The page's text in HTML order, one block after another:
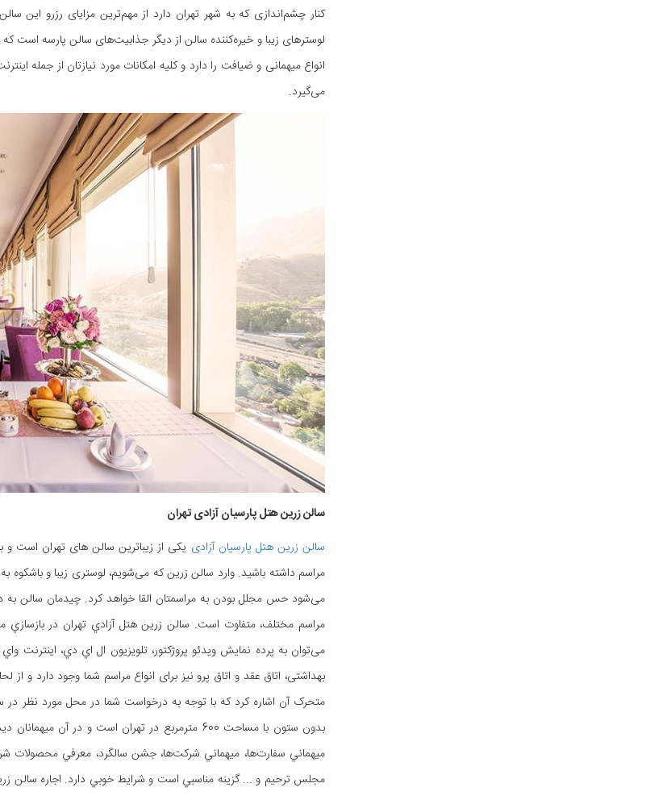
کنار چشم‌اندازی که به شهر تهران دارد از مهم‌ترین مزایای رزرو این
لوسترهای زیبا و خیره‌کننده سالن از دیگر جذابیت‌های سالن پارسه است
انواع میهمانی و ضیافت را دارد و کلیه امکانات مورد نیازتان از جمله
می‌گیرد.
سالن زرین هتل پارسیان آزادی تهران
سالن زرين هتل پارسیان آزادی یکی از زیباترین سالن های تهران است
می‌شود حس مجلل بودن به مراسمتان القا خواهد کرد. چیدمان سالن
می‌توان به پرده نمايش ويدئو پروژکتور، تلويزيون ال اي دي،
بهداشتی، اتاق عقد و اتاق پرو نیز برای انواع مراسم شما وجود دارد
متحرک آن اشاره کرد که با توجه به درخواست شما در محل مورد نظر
بدون ستون با مساحت 600 مترمربع در تهران است
ميهماني سفارت‌ها، ميهماني شرکت‌ها، جشن سالگرد، معرفي محصولات
مجلس ترحيم و ... گزينه مناسبي است و شرايط خوبي دارد. اجاره سالن